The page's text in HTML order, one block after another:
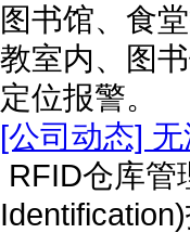
图书馆、食
教室内、图
定位报警。
[公司动态]
RFID仓库